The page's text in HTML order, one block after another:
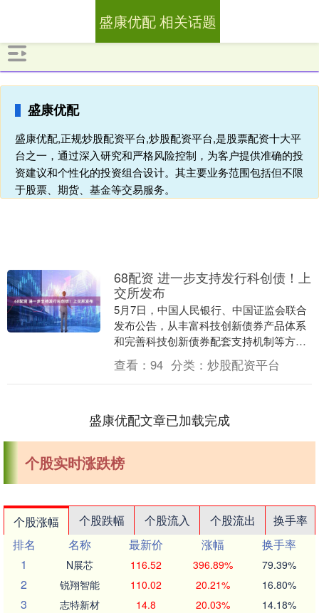
盛康优配
盛康优配,正规炒股配资平台,炒股配资平台,是股票配资十大平
台之一，通过深入研究和严格风险控制，为客户提供准确的投
资建议和个性化的投资组合设计。其主要业务范围包括但不限
于股票、期货、基金等交易服务。
盛康优配 相关话题
68配资 进一步支持发行科创债！上
交所发布
5月7日，中国人民银行、中国证监会联合
发布公告，从丰富科技创新债券产品体系
和完善科技创新债券配套支持机制等方面
68配资，对支持科技创新债券发行提出多
项重要举措。....
查看： 94 分类： 炒股配资平台
盛康优配文章已加载完成
个股实时涨跌榜
个股涨幅 个股跌幅 个股流入 个股流出
换手率
排名
名称 最新价 涨幅
换手率
1
N展芯 116.52 396.89% 79.39%
2 锐翔智能 110.02 20.21% 16.80%
3 志特新材 14.8 20.03% 14.18%